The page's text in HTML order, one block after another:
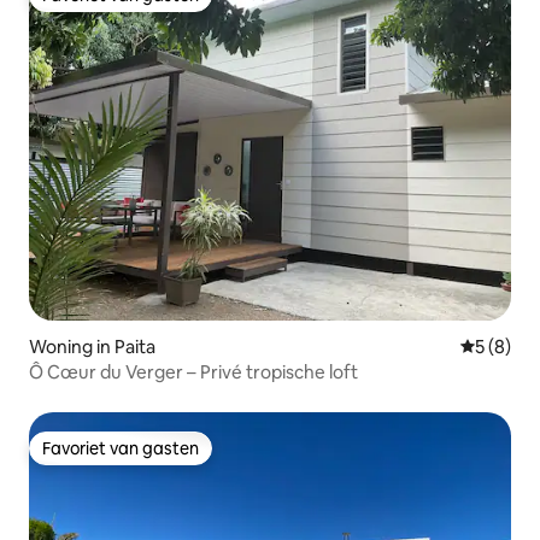
Favoriet van gasten
Woning in Paita
5 (8)
Ô Cœur du Verger – Privé tropische loft
Favoriet van gasten
Favoriet van gasten